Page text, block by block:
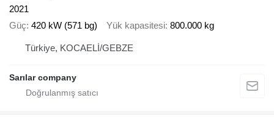
2021
Güç 420 kW (571 bg) Yük kapasitesi 800.000 kg
Türkiye, KOCAELİ/GEBZE
Sarılar company